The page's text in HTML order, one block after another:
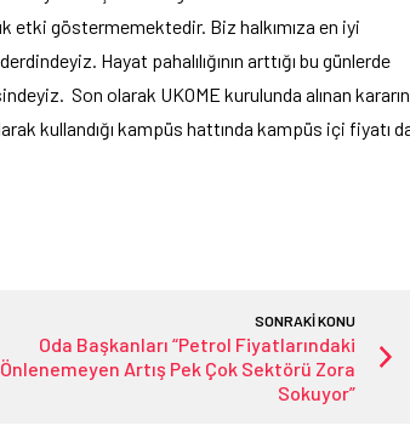
etki göstermemektedir. Biz halkımıza en iyi
Hayat pahalılığının arttığı bu günlerde
Son olarak UKOME kurulunda alınan kararın
kullandığı kampüs hattında kampüs içi fiyatı
SONRAKİ KONU
Oda Başkanları “Petrol Fiyatlarındaki
Önlenemeyen Artış Pek Çok Sektörü Zora
Sokuyor”